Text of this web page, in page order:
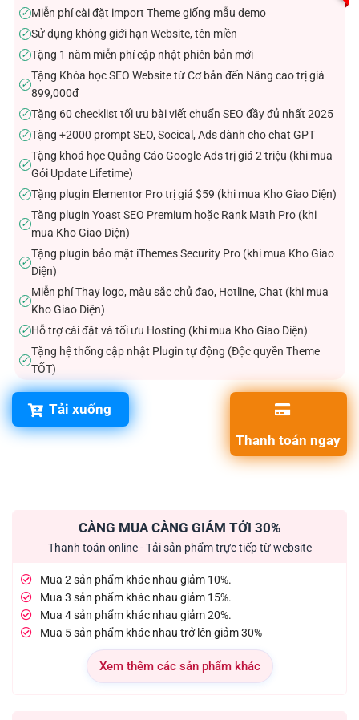
✓Miễn phí cài đặt import Theme giống mẫu demo
✓Sử dụng không giới hạn Website, tên miền
✓Tặng 1 năm miễn phí cập nhật phiên bản mới
✓
Tặng Khóa học SEO Website từ Cơ bản đến Nâng cao trị giá
899,000đ
✓Tặng 60 checklist tối ưu bài viết chuẩn SEO đầy đủ nhất 2025
✓Tặng +2000 prompt SEO, Socical, Ads dành cho chat GPT
✓
Tặng khoá học Quảng Cáo Google Ads trị giá 2 triệu (khi mua
Gói Update Lifetime)
✓Tặng plugin Elementor Pro trị giá $59 (khi mua Kho Giao Diện)
✓
Tăng plugin Yoast SEO Premium hoặc Rank Math Pro (khi
mua Kho Giao Diện)
✓
Tặng plugin bảo mật iThemes Security Pro (khi mua Kho Giao
Diện)
✓
Miễn phí Thay logo, màu sắc chủ đạo, Hotline, Chat (khi mua
Kho Giao Diện)
✓Hỗ trợ cài đặt và tối ưu Hosting (khi mua Kho Giao Diện)
✓
Tặng hệ thống cập nhật Plugin tự động (Độc quyền Theme
TỐT)
Tải xuống
Thanh toán ngay
CÀNG MUA CÀNG GIẢM TỚI 30%
Thanh toán online - Tải sản phẩm trực tiếp từ website
Mua 2 sản phẩm khác nhau giảm 10%.
Mua 3 sản phẩm khác nhau giảm 15%.
Mua 4 sản phẩm khác nhau giảm 20%.
Mua 5 sản phẩm khác nhau trở lên giảm 30%
Xem thêm các sản phẩm khác